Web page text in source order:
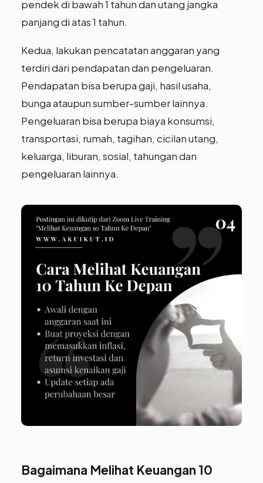
pendek di bawah 1 tahun dan utang jangka
panjang di atas 1 tahun.⁣
Kedua, lakukan pencatatan anggaran yang
terdiri dari pendapatan dan pengeluaran.⁣
Pendapatan bisa berupa gaji, hasil usaha,
bunga ataupun sumber-sumber lainnya.⁣
Pengeluaran bisa berupa biaya konsumsi,
transportasi, rumah, tagihan, cicilan utang,
keluarga, liburan, sosial, tahungan dan
pengeluaran lainnya.⁣
Bagaimana Melihat Keuangan 10